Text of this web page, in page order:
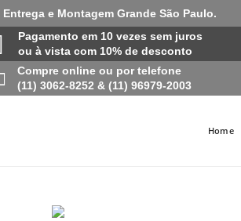
Entrega e Montagem Grande São Paulo.
Pagamento em 10 vezes sem juros
ou à vista com 10% de desconto
Compre online ou por telefone
(11) 3062-8252 & (11) 96979-2003
Home